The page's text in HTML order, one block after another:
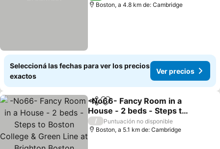
Boston, a 4.8 km de: Cambridge
Seleccioná las fechas para ver los precios
exactos
Ver precios
Compartir
Añadir a favoritos
-No66- Fancy Room in a
House - 2 beds - Steps to
Boston College & Green
Line at Brighton Boston
Ver precios
/
Puntuación no disponible
Boston, a 5.1 km de: Cambridge